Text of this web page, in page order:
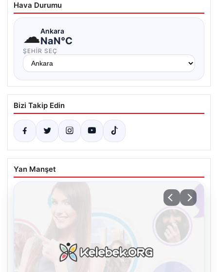
Hava Durumu
☁Ankara
NaN°C
ŞEHIR SEÇ
Bizi Takip Edin
Yan Manşet